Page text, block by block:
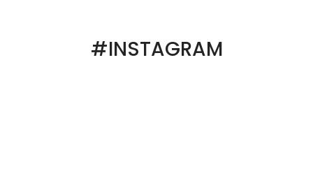
#INSTAGRAM